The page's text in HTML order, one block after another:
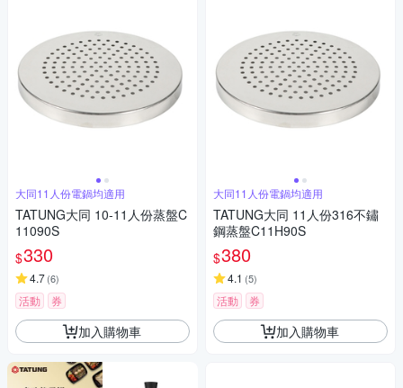
大同11人份電鍋均適用
TATUNG大同 10-11人份蒸盤C
11090S
$330
4.7(6)
活動 券
加入購物車
大同11人份電鍋均適用
TATUNG大同 11人份316不鏽
鋼蒸盤C11H90S
$380
4.1 (5)
活動 券
加入購物車